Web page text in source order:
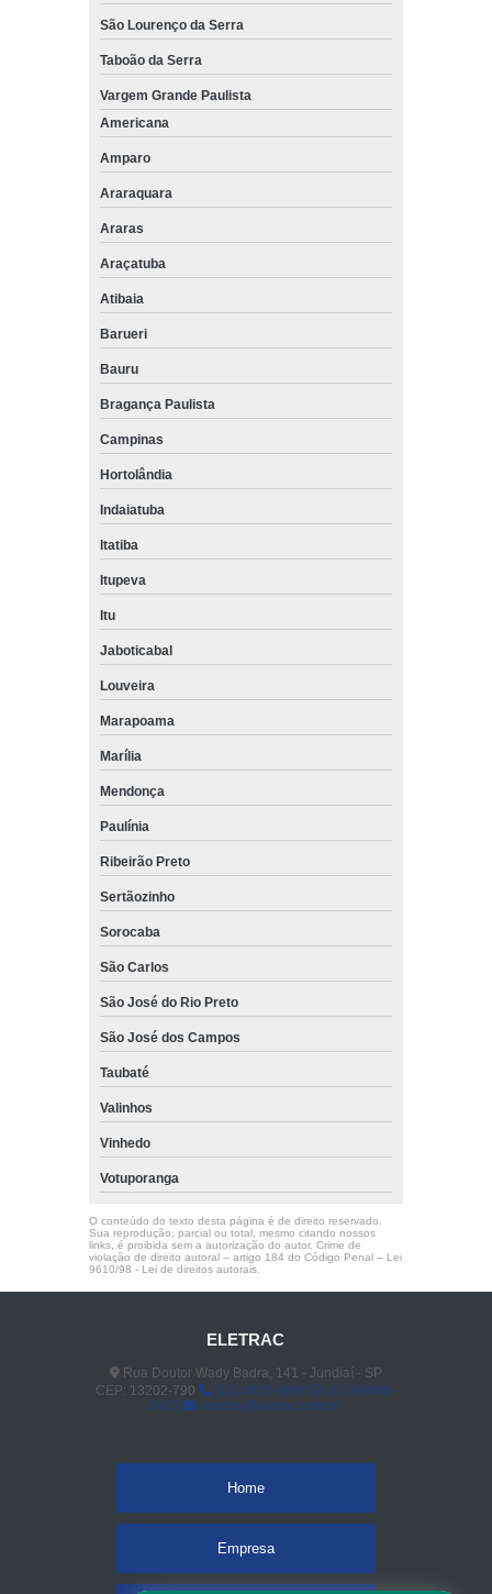
São Lourenço da Serra
Taboão da Serra
Vargem Grande Paulista
Americana
Amparo
Araraquara
Araras
Araçatuba
Atibaia
Barueri
Bauru
Bragança Paulista
Campinas
Hortolândia
Indaiatuba
Itatiba
Itupeva
Itu
Jaboticabal
Louveira
Marapoama
Marília
Mendonça
Paulínia
Ribeirão Preto
Sertãozinho
Sorocaba
São Carlos
São José do Rio Preto
São José dos Campos
Taubaté
Valinhos
Vinhedo
Votuporanga
O conteúdo do texto desta página é de direito reservado.
Sua reprodução, parcial ou total, mesmo citando nossos
links, é proibida sem a autorização do autor. Crime de
violação de direito autoral – artigo 184 do Código Penal – Lei
9610/98 - Lei de direitos autorais.
ELETRAC
Rua Doutor Wady Badra, 141 - Jundiaí - SP
CEP: 13202-790
(11) 4523-3890
(11) 96848-
0413
vendas@eletrac.com.br
Home
Empresa